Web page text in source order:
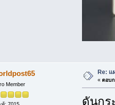
Member
Re:
« ตอบก
ดันก